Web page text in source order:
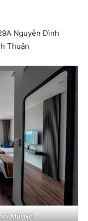
Nguyễn Đình
Thuận
Mũi Né